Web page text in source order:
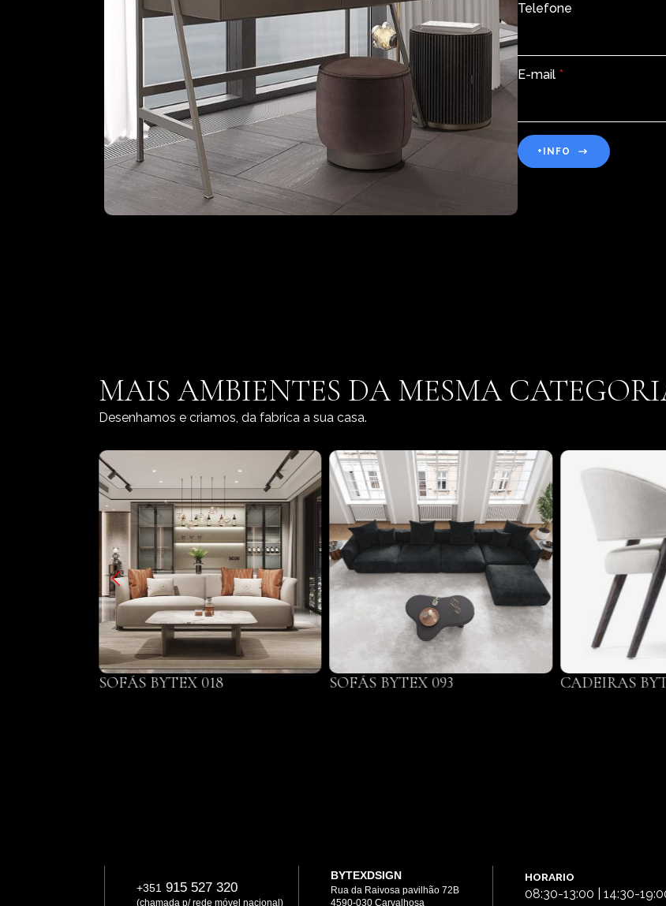
Telefone
E-mail *
+INFO
MAIS AMBIENTES DA MESMA
Desenhamos e criamos, da fabrica a sua casa.
SOFÁS BYTEX 018 SOFÁS BYTEX 093 CADEIRAS
+351 915 527 320
(chamada p/ rede móvel nacional)
BYTEXDSIGN
Rua da Raivosa pavilhão 72B
4590-030 Carvalhosa
HORARIO
08:30-13:00 | 14:30-